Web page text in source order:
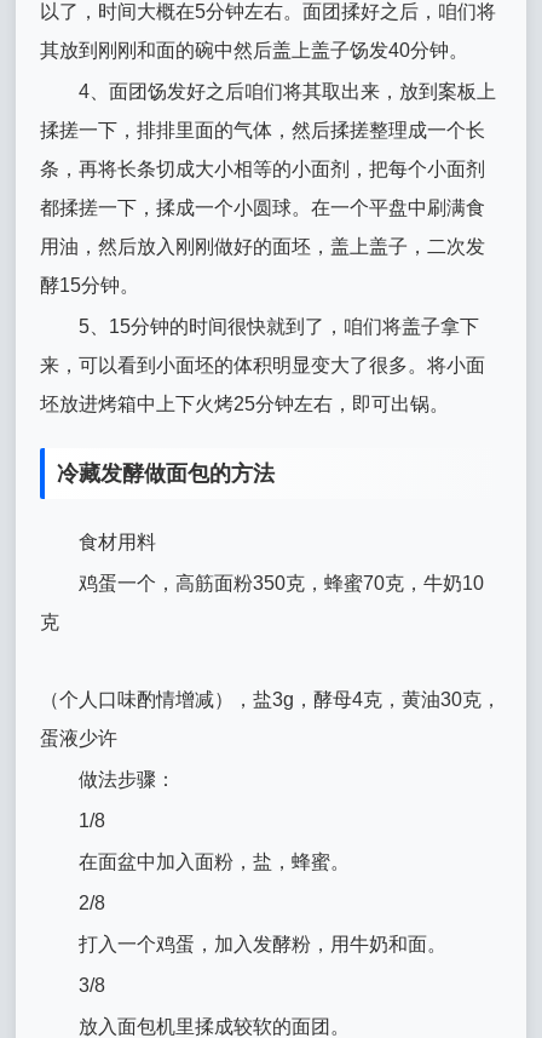
以了，时间大概在5分钟左右。面团揉好之后，咱们将
其放到刚刚和面的碗中然后盖上盖子饧发40分钟。
4、面团饧发好之后咱们将其取出来，放到案板上
揉搓一下，排排里面的气体，然后揉搓整理成一个长
条，再将长条切成大小相等的小面剂，把每个小面剂
都揉搓一下，揉成一个小圆球。在一个平盘中刷满食
用油，然后放入刚刚做好的面坯，盖上盖子，二次发
酵15分钟。
5、15分钟的时间很快就到了，咱们将盖子拿下
来，可以看到小面坯的体积明显变大了很多。将小面
坯放进烤箱中上下火烤25分钟左右，即可出锅。
冷藏发酵做面包的方法
食材用料
鸡蛋一个，高筋面粉350克，蜂蜜70克，牛奶10
克
（个人口味酌情增减），盐3g，酵母4克，黄油30克，
蛋液少许
做法步骤：
1/8
在面盆中加入面粉，盐，蜂蜜。
2/8
打入一个鸡蛋，加入发酵粉，用牛奶和面。
3/8
放入面包机里揉成较软的面团。